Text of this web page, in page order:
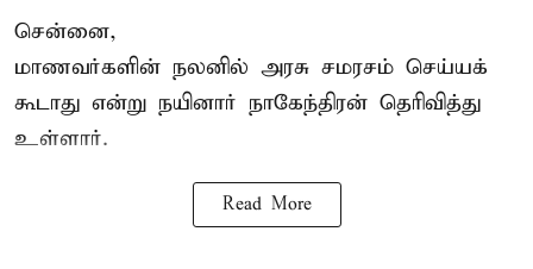
சென்னை,
மாணவர்களின் நலனில் அரசு சமரசம் செய்யக்
கூடாது என்று நயினார் நாகேந்திரன் தெரிவித்து
உள்ளார்.
Read More